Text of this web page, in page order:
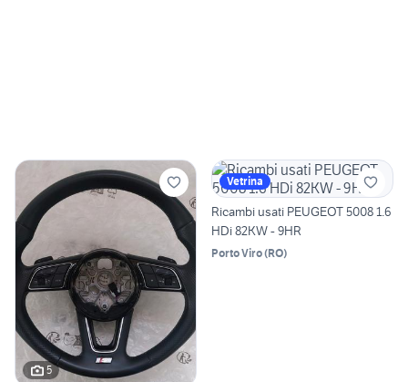
5
Vetrina
Ricambi usati PEUGEOT 5008 1.6
HDi 82KW - 9HR
Porto Viro(RO)